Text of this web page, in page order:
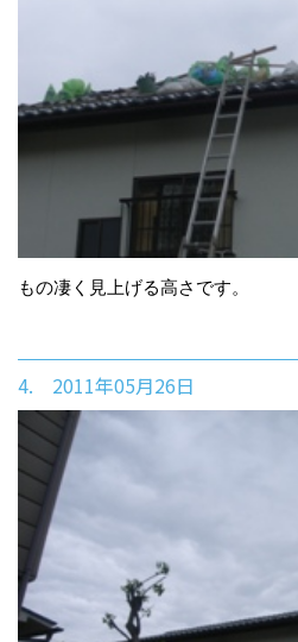
もの凄く見上げる高さです。
4. 2011年05月26日